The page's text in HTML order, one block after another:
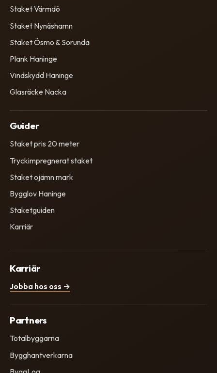
Staket Värmdö
Staket Nynäshamn
Staket Ösmo & Sorunda
Plank Haninge
Vindskydd Haninge
Glasräcke Nacka
Guider
Staket pris 20 meter
Tryckimpregnerat staket
Staket ojämn mark
Bygglov Haninge
Staketguiden
Karriär
Karriär
Jobba hos oss →
Partners
Totalbyggarna
Bygghantverkarna